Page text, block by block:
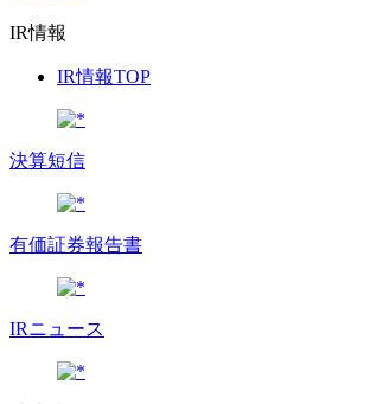
IR情報
IR情報TOP
決算短信
有価証券報告書
IRニュース